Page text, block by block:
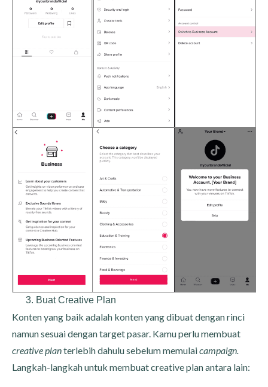
Buat Creative Plan
Konten yang baik adalah konten yang dibuat dengan rinci
namun sesuai dengan target pasar. Kamu perlu membuat
creative planterlebih dahulu sebelum memulaicampaign.
Langkah-langkah untuk membuat creative plan antara lain: